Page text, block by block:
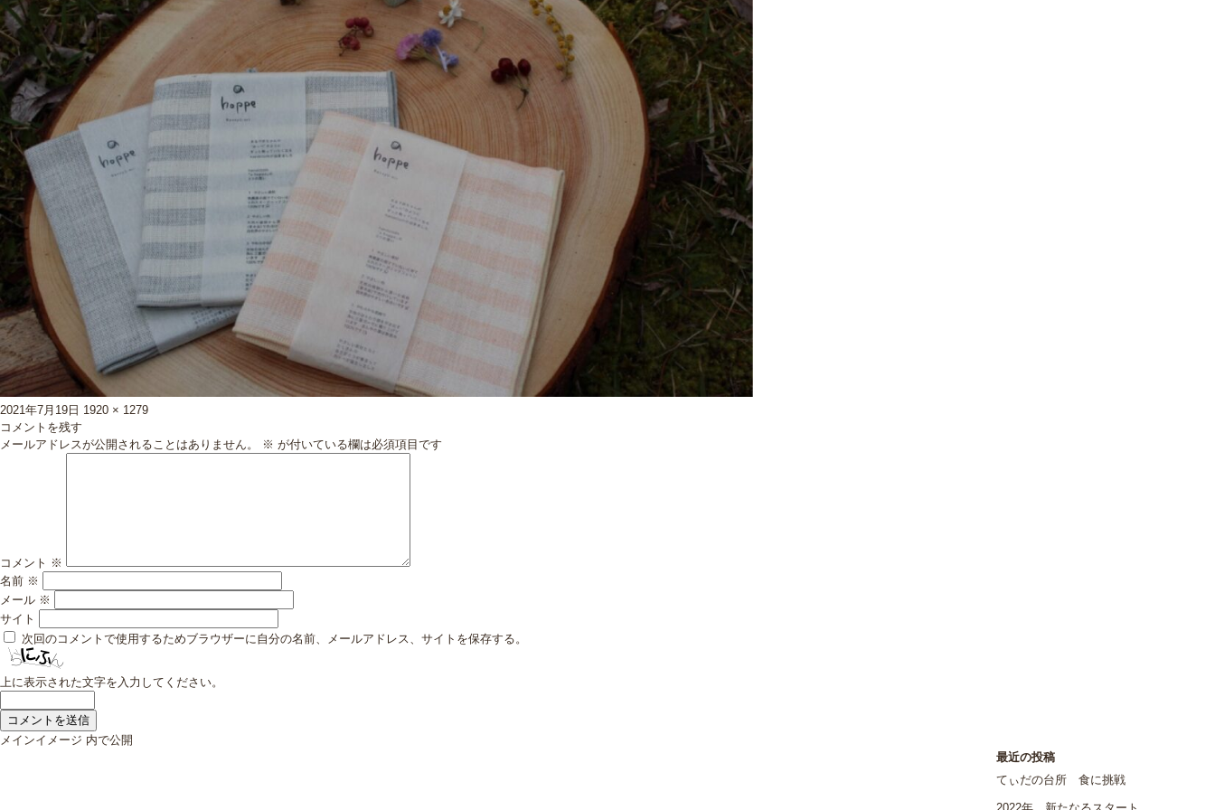
投
稿
日:
2021年7月19日 フ
サ
1920 × 1279
コメントを残す
メールアドレスが公開されることはありません。
※ が付いている欄は必須項目です
コメント ※
名前 ※
メール ※
サイト
次回のコメントで使用するためブラウザーに自分の名前、メールアドレス、サイトを保存する。
上に表示された文字を入力してください。
投
メインイメージ 内で公開
最近の投稿
てぃだの台所 食に挑戦